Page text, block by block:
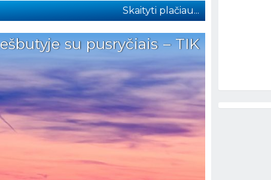
Skaityti plačiau...
su pusryčiais – TIK